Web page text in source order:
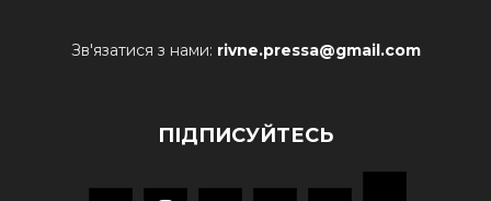
Зв'язатися з нами: rivne.pressa@gmail.com
ПІДПИСУЙТЕСЬ